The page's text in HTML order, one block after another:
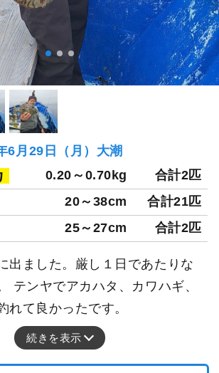
6月29日（月）大潮
0.20～0.70kg 合計2匹
20～38cm 合計21匹
25～27cm 合計2匹
出ました。厳し１日であたりな
テンヤでアカハタ、カワハギ、
れて良かったです。
続きを表示